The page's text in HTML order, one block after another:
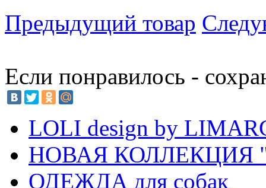
Предыдущий товар
Если понравилось -
LOLI design by
НОВАЯ КОЛЛЕКЦИЯ
ОДЕЖДА для собак